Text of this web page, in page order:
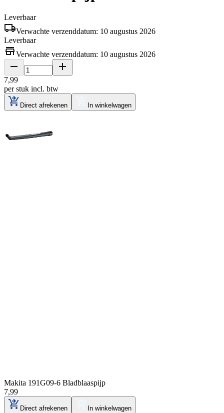
Leverbaar
Verwachte verzenddatum: 10 augustus 2026
Leverbaar
Verwachte verzenddatum: 10 augustus 2026
7,99
per stuk incl. btw
Direct afrekenen In winkelwagen
Makita 191G09-6 Bladblaaspijp
7,99
Direct afrekenen In winkelwagen